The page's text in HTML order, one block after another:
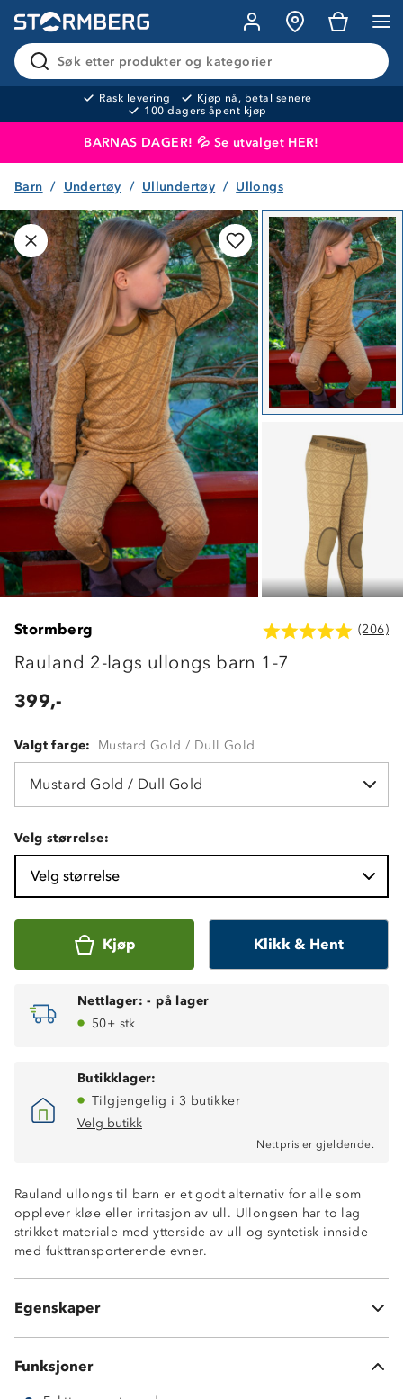
Søk etter produkter og kategorier
Rask levering
Kjøp nå, betal senere
100 dagers åpent kjøp
BARNAS DAGER! 💦 Se utvalget HER!
Produktet er lagt i handlekurven Til kassen
Barn Undertøy Ullundertøy Ullongs
Stormberg (206)
Rauland 2-lags ullongs barn 1-7
399,-
Valgt farge: Mustard Gold / Dull Gold
Mustard Gold / Dull Gold
Velg størrelse:
Velg størrelse
Kjøp Klikk & Hent
Nettlager: - på lager
50+ stk
Butikklager:
Tilgjengelig i 3 butikker
Velg butikk
Nettpris er gjeldende.
Rauland ullongs til barn er et godt alternativ for alle som
opplever kløe eller irritasjon av ull. Ullongsen har to lag
strikket materiale med ytterside av ull og syntetisk innside
med fukttransporterende evner.
Egenskaper
Fukttransporterende innside, 10% merinoull / 90%
polyester
Hurtigtørkende
MerinoPoly 2L™
Litt nupping etter bruk kan forekomme
Funksjoner